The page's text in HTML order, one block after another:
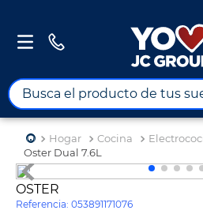
Busca el producto de tus
Hogar Cocina
Oster Dual 7.6L
OSTER
Referencia: 053891171076
TÉRMINOS MÁS
2.
maximuebles
3.
moto